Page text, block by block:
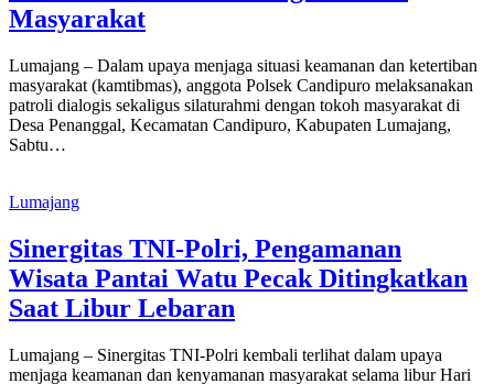
Masyarakat
Lumajang – Dalam upaya menjaga situasi keamanan dan ketertiban
masyarakat (kamtibmas), anggota Polsek Candipuro melaksanakan
patroli dialogis sekaligus silaturahmi dengan tokoh masyarakat di
Desa Penanggal, Kecamatan Candipuro, Kabupaten Lumajang,
Sabtu…
Lumajang
Sinergitas TNI-Polri, Pengamanan
Wisata Pantai Watu Pecak Ditingkatkan
Saat Libur Lebaran
Lumajang – Sinergitas TNI-Polri kembali terlihat dalam upaya
menjaga keamanan dan kenyamanan masyarakat selama libur Hari